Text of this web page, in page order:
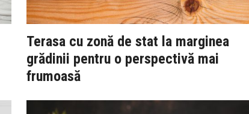
Terasa cu zonă de stat la marginea
grădinii pentru o perspectivă mai
frumoasă